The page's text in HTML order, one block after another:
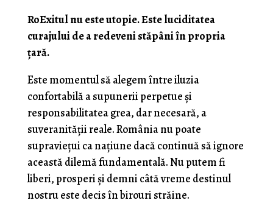
RoExitul nu este utopie. Este luciditatea
curajului de a redeveni stăpâni în propria
țară.
Este momentul să alegem între iluzia
confortabilă a supunerii perpetue și
responsabilitatea grea, dar necesară, a
suveranității reale. România nu poate
supraviețui ca națiune dacă continuă să ignore
această dilemă fundamentală. Nu putem fi
liberi, prosperi și demni câtă vreme destinul
nostru este decis în birouri străine.